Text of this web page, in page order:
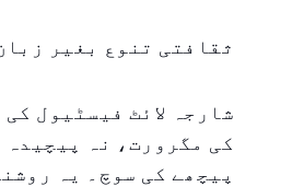
ثقافتی تنوع بغیر
شارجہ لائٹ فیسٹیول
کی مگرورت، نہ
پیچھے کی سوچ۔ یہ